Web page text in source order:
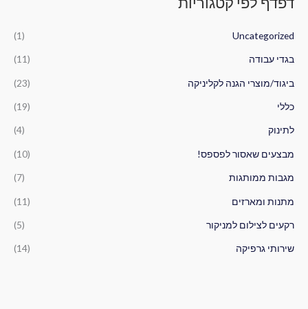
ע
ב
:
Uncategorized
(1)
בגדי עבודה (11)
ביגוד/מוצרי הגנה לקליניקה (23)
כללי (19)
לתינוק (4)
מבצעים שאסור לפספס! (10)
מגבות ממותגות (7)
מתנות ומארזים (11)
רקעים לצילום למניקור (5)
שירותי גרפיקה (14)